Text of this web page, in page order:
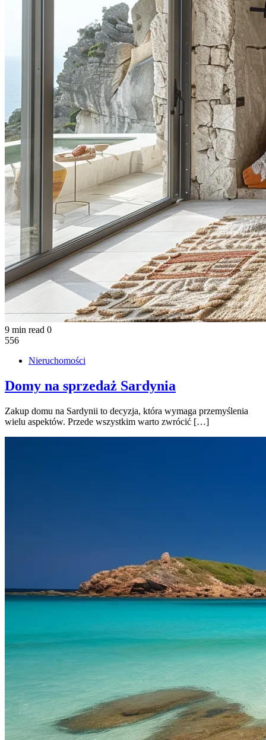
9 min read 0
556
Nieruchomości
Domy na sprzedaż Sardynia
Zakup domu na Sardynii to decyzja, która wymaga przemyślenia
wielu aspektów. Przede wszystkim warto zwrócić […]